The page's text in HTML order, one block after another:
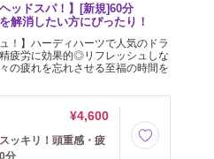
ッドスパ！】[新規]60分
解消したい方にぴったり！
！】ハーディハーツで人気のドラ
疲労に効果的◎リフレッシュしな
の疲れを忘れさせる至福の時間を
¥4,600
ッキリ！頭重感・疲
分